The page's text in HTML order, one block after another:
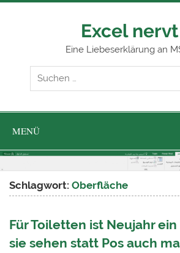
Zum
Excel
Eine Liebeserklärung an
MENÜ
Schlagwort:Oberfläche
Für Toiletten ist Neujahr ein
sie sehen statt Pos auch